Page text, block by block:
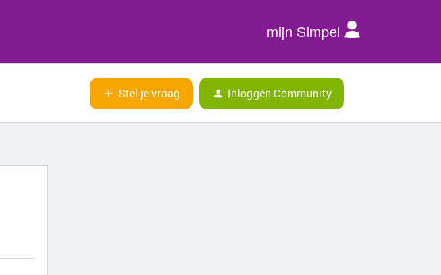
mijn Simpel
Stel je vraag Inloggen Community